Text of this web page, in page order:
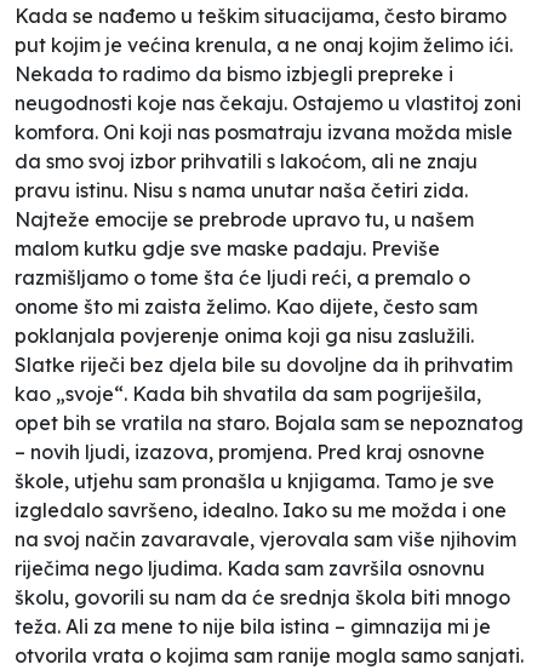
Kada se nađemo u teškim situacijama, često biramo
put kojim je većina krenula, a ne onaj kojim želimo ići.
Nekada to radimo da bismo izbjegli prepreke i
neugodnosti koje nas čekaju. Ostajemo u vlastitoj zoni
komfora. Oni koji nas posmatraju izvana možda misle
da smo svoj izbor prihvatili s lakoćom, ali ne znaju
pravu istinu. Nisu s nama unutar naša četiri zida.
Najteže emocije se prebrode upravo tu, u našem
malom kutku gdje sve maske padaju. Previše
razmišljamo o tome šta će ljudi reći, a premalo o
onome što mi zaista želimo. Kao dijete, često sam
poklanjala povjerenje onima koji ga nisu zaslužili.
Slatke riječi bez djela bile su dovoljne da ih prihvatim
kao „svoje“. Kada bih shvatila da sam pogriješila,
opet bih se vratila na staro. Bojala sam se nepoznatog
– novih ljudi, izazova, promjena. Pred kraj osnovne
škole, utjehu sam pronašla u knjigama. Tamo je sve
izgledalo savršeno, idealno. Iako su me možda i one
na svoj način zavaravale, vjerovala sam više njihovim
riječima nego ljudima. Kada sam završila osnovnu
školu, govorili su nam da će srednja škola biti mnogo
teža. Ali za mene to nije bila istina – gimnazija mi je
otvorila vrata o kojima sam ranije mogla samo sanjati.